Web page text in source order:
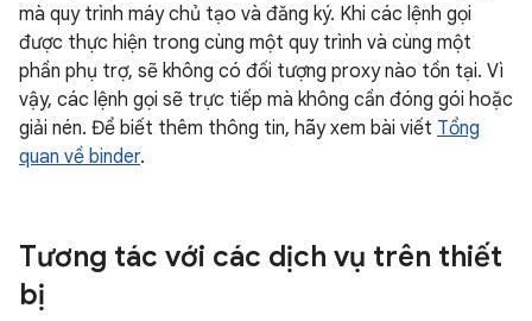
mà quy trình máy chủ tạo và đăng ký. Khi các lệnh gọi
được thực hiện trong cùng một quy trình và cùng một
phần phụ trợ, sẽ không có đối tượng proxy nào tồn tại. Vì
vậy, các lệnh gọi sẽ trực tiếp mà không cần đóng gói hoặc
giải nén. Để biết thêm thông tin, hãy xem bài viết Tổng
quan về binder.
Tương tác với các dịch vụ trên thiết
bị